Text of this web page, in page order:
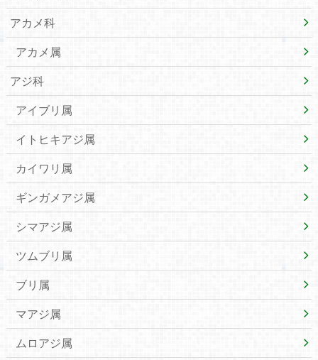
アカメ科
アカメ属
アジ科
アイブリ属
イトヒキアジ属
カイワリ属
ギンガメアジ属
シマアジ属
ツムブリ属
ブリ属
マアジ属
ムロアジ属